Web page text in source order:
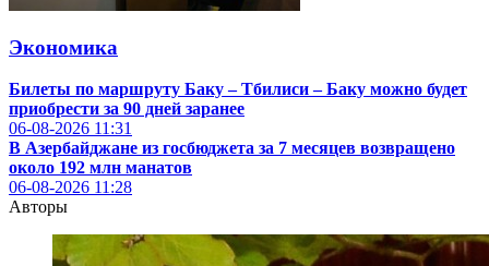
Экономика
Билеты по маршруту Баку – Тбилиси – Баку можно будет
приобрести за 90 дней заранее
06-08-2026 11:31
В Азербайджане из госбюджета за 7 месяцев возвращено
около 192 млн манатов
06-08-2026 11:28
Авторы